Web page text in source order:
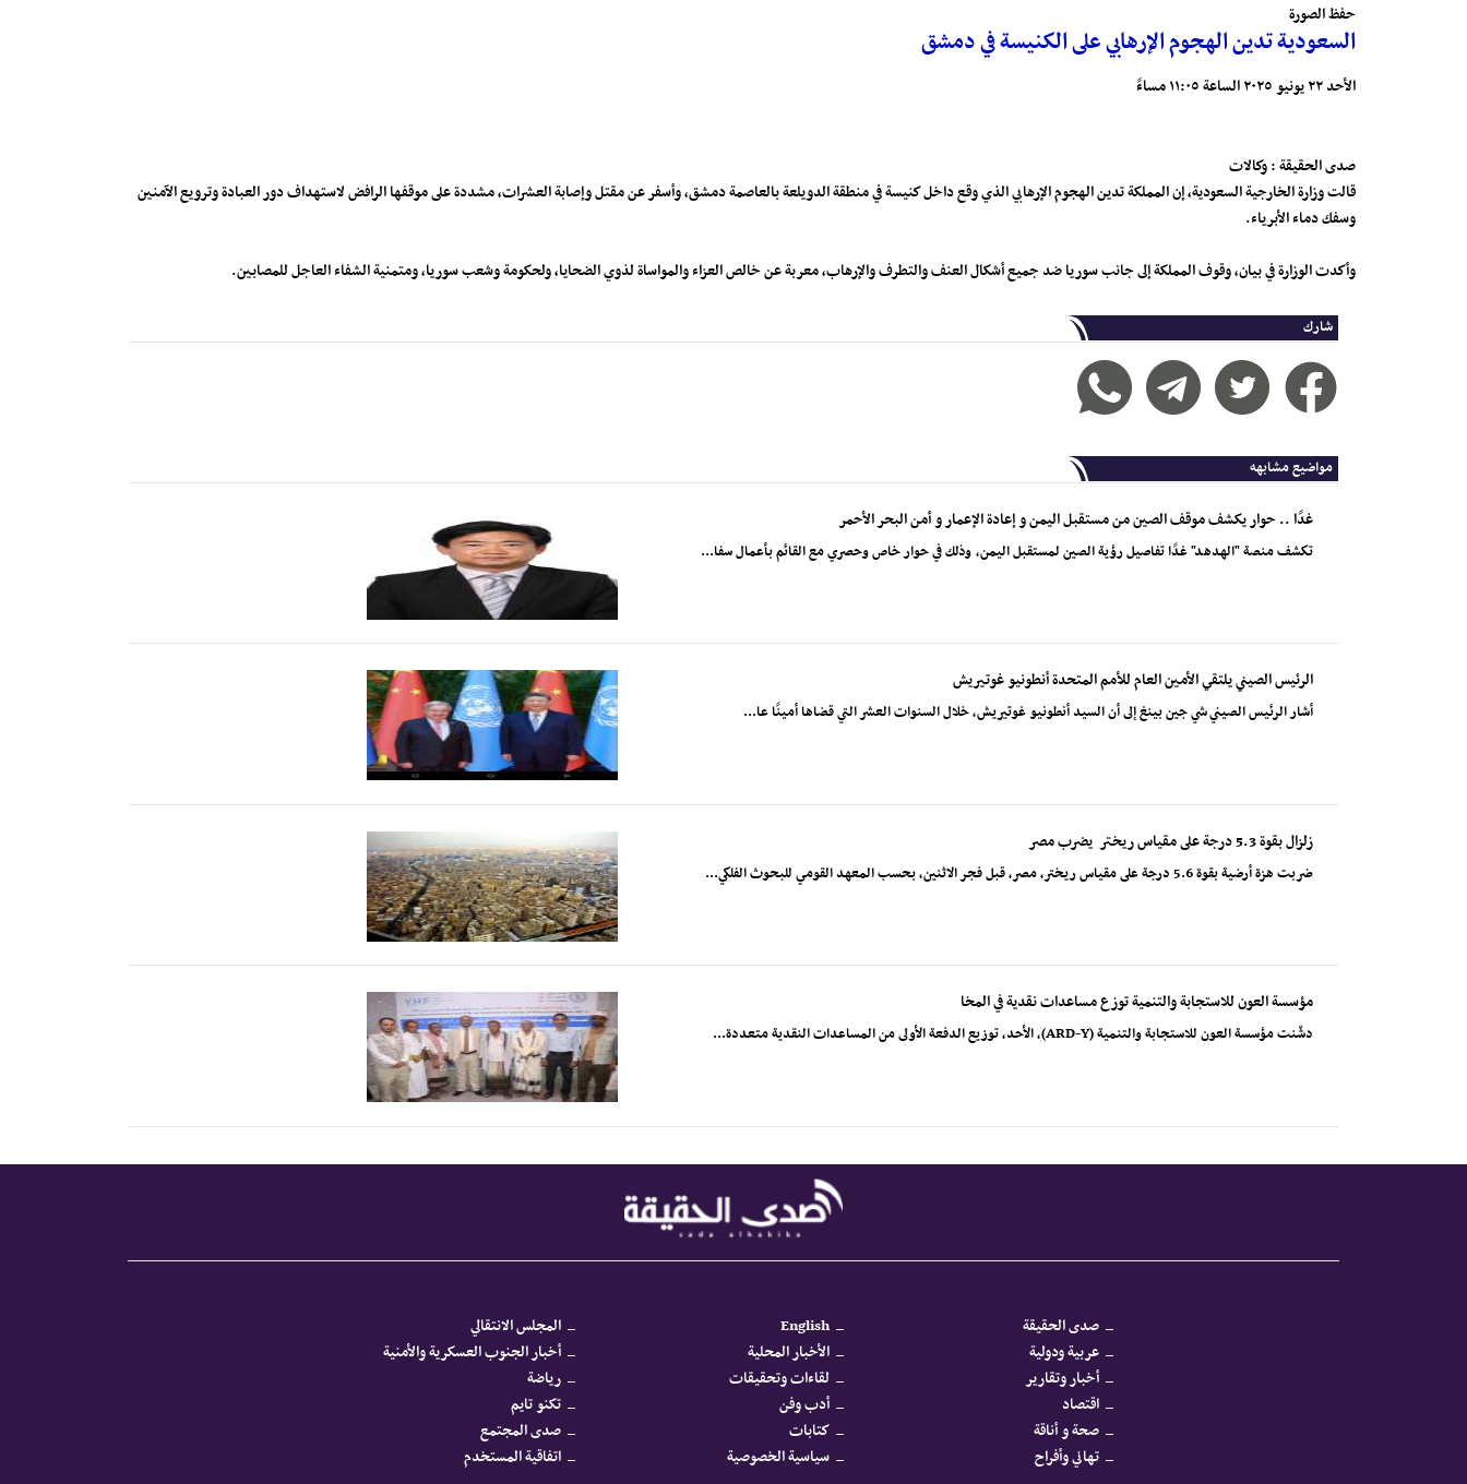
حفظ الصورة
السعودية تدين الهجوم الإرهابي على الكنيسة في دمشق
الأحد ٢٢ يونيو ٢٠٢٥ الساعة ١١:٠٥ مساءً
صدى الحقيقة : وكالات
قالت وزارة الخارجية السعودية، إن المملكة تدين الهجوم الإرهابي الذي وقع داخل كنيسة في منطقة الدويلعة بالعاصمة دمشق، وأسفر عن مقتل وإصابة العشرات، مشددة على موقفها الرافض لاستهداف دور العبادة وترويع الآمنين
وسفك دماء الأبرياء.
وأكدت الوزارة في بيان، وقوف المملكة إلى جانب سوريا ضد جميع أشكال العنف والتطرف والإرهاب، معربة عن خالص العزاء والمواساة لذوي الضحايا، ولحكومة وشعب سوريا، ومتمنية الشفاء العاجل للمصابين.
شارك
مواضيع مشابهه
غدًا .. حوار يكشف موقف الصين من مستقبل اليمن و إعادة الإعمار و أمن البحر الأحمر
تكشف منصة "الهدهد" غدًا تفاصيل رؤية الصين لمستقبل اليمن، وذلك في حوار خاص وحصري مع القائم بأعمال سفا...
الرئيس الصيني يلتقي الأمين العام للأمم المتحدة أنطونيو غوتيريش
أشار الرئيس الصيني شي جين بينغ إلى أن السيد أنطونيو غوتيريش، خلال السنوات العشر التي قضاها أمينًا عا...
زلزال بقوة 5.3 درجة على مقياس ريختر يضرب مصر
ضربت هزة أرضية بقوة 5.6 درجة على مقياس ريختر، مصر، قبل فجر الاثنين، بحسب المعهد القومي للبحوث الفلكي...
مؤسسة العون للاستجابة والتنمية توزع مساعدات نقدية في المخا
دشّنت مؤسسة العون للاستجابة والتنمية (ARD-Y)، الأحد، توزيع الدفعة الأولى من المساعدات النقدية متعددة...
صدى الحقيقة English
المجلس الانتقالي
عربية ودولية
الأخبار المحلية
أخبار الجنوب العسكرية والأمنية
أخبار وتقارير
لقاءات وتحقيقات
رياضة
اقتصاد
أدب وفن
تكنو تايم
صحة و أناقة
كتابات
صدى المجتمع
تهاني وأفراح
سياسية الخصوصية اتفاقية المستخدم